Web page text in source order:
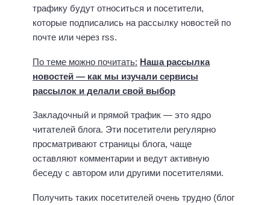
трафику будут относиться и посетители,
которые подписались на рассылку новостей по
почте или через rss.
По теме можно почитать: Наша рассылка
новостей — как мы изучали сервисы
рассылок и делали свой выбор
Закладочный и прямой трафик — это ядро
читателей блога. Эти посетители регулярно
просматривают страницы блога, чаще
оставляют комментарии и ведут активную
беседу с автором или другими посетителями.
Получить таких посетителей очень трудно (блог